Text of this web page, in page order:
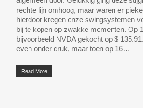
rechte lijn omhoog, maar waren er
hierdoor kregen onze swingsystemen
bij te kopen op zwakke momenten. Op
bijvoorbeeld NVDA gekocht op $
even onder druk, maar toen op 16…
Read More